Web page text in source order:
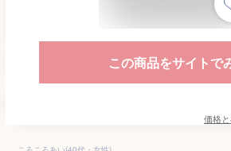
この商品をサイトで
価格